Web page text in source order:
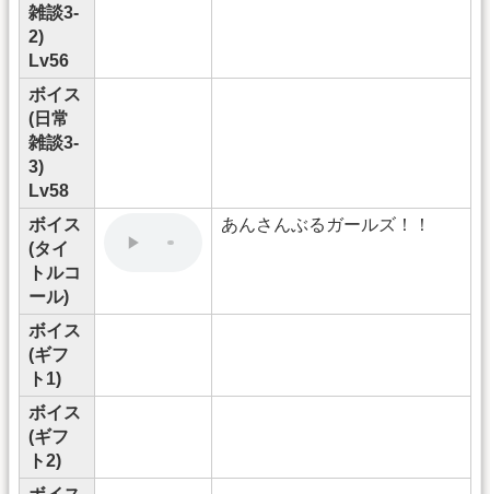
雑談3-
2)
Lv56
ボイス
(日常
雑談3-
3)
Lv58
ボイス
(タイ
トルコ
ール)
あんさんぶるガールズ！！
ボイス
(ギフ
ト1)
ボイス
(ギフ
ト2)